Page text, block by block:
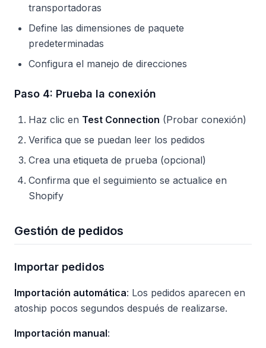
transportadoras
Define las dimensiones de paquete
predeterminadas
Configura el manejo de direcciones
Paso 4: Prueba la conexión
Haz clic en Test Connection (Probar conexión)
Verifica que se puedan leer los pedidos
Crea una etiqueta de prueba (opcional)
Confirma que el seguimiento se actualice en
Shopify
Gestión de pedidos
Importar pedidos
Importación automática: Los pedidos aparecen en
atoship pocos segundos después de realizarse.
Importación manual: